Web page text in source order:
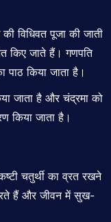
विधिवत पूजा की जाती
किए जाते हैं। गणपति
पाठ किया जाता है।
जाता है और चंद्रमा को
किया जाता है।
चतुर्थी का व्रत रखने
हैं और जीवन में सुख-